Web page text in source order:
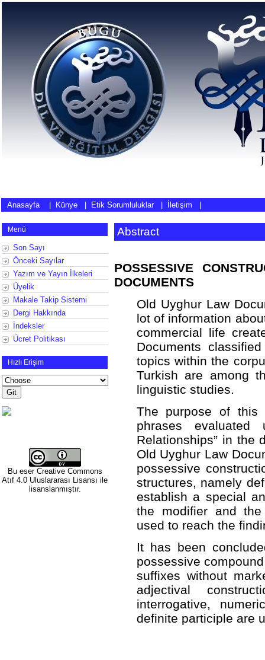
Anasayfa| Künye Etik Sorumluluklar İletişim
Menü
Son Sayı
Önceki Sayılar
Yazım ve Yayın İlkeleri
Üyelik
Makale Takip Sistemi
Dergi Hakkında
İndeksler
Ücret Politikası
Hızlı Erişim
Bu eser Creative Commons
Atıf 4.0 Uluslararası Lisansı ile
lisanslanmıştır.
Abstract
POSSESSIVE
DOCUMENTS
Old Uyghur Law
lot of information
commercial life
Documents
topics within the
Turkish are among
linguistic studies.
The purpose of this
phrases evaluated
Relationships” in the
Old Uyghur Law
possessive
structures, namely
establish a special
the modifier and
used to reach the
It has been
possessive
suffixes without
adjectival
interrogative,
definite participle are